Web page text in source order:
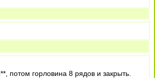
потом горловина 8 рядов и закрыть.